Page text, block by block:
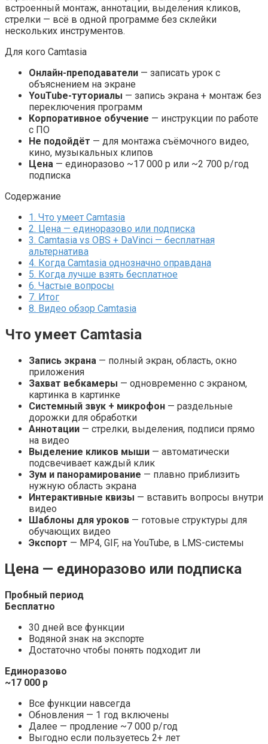
встроенный монтаж, аннотации, выделения кликов,
стрелки — всё в одной программе без склейки
нескольких инструментов.
Для кого Camtasia
Онлайн-преподаватели — записать урок с
объяснением на экране
YouTube-туториалы — запись экрана + монтаж без
переключения программ
Корпоративное обучение — инструкции по работе
с ПО
Не подойдёт — для монтажа съёмочного видео,
кино, музыкальных клипов
Цена — единоразово ~17 000 р или ~2 700 р/год
подписка
Содержание
1. Что умеет Camtasia
2. Цена — единоразово или подписка
3. Camtasia vs OBS + DaVinci — бесплатная
альтернатива
4. Когда Camtasia однозначно оправдана
5. Когда лучше взять бесплатное
6. Частые вопросы
7. Итог
8. Видео обзор Camtasia
Что умеет Camtasia
Запись экрана — полный экран, область, окно
приложения
Захват вебкамеры — одновременно с экраном,
картинка в картинке
Системный звук + микрофон — раздельные
дорожки для обработки
Аннотации — стрелки, выделения, подписи прямо
на видео
Выделение кликов мыши — автоматически
подсвечивает каждый клик
Зум и панорамирование — плавно приблизить
нужную область экрана
Интерактивные квизы — вставить вопросы внутри
видео
Шаблоны для уроков — готовые структуры для
обучающих видео
Экспорт — MP4, GIF, на YouTube, в LMS-системы
Цена — единоразово или подписка
Пробный период
Бесплатно
30 дней все функции
Водяной знак на экспорте
Достаточно чтобы понять подходит ли
Единоразово
~17 000 р
Все функции навсегда
Обновления — 1 год включены
Далее — продление ~7 000 р/год
Выгодно если пользуетесь 2+ лет